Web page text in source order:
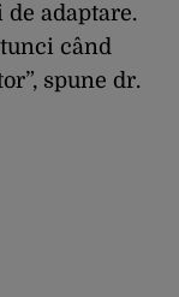
adaptare.
când
spune dr.